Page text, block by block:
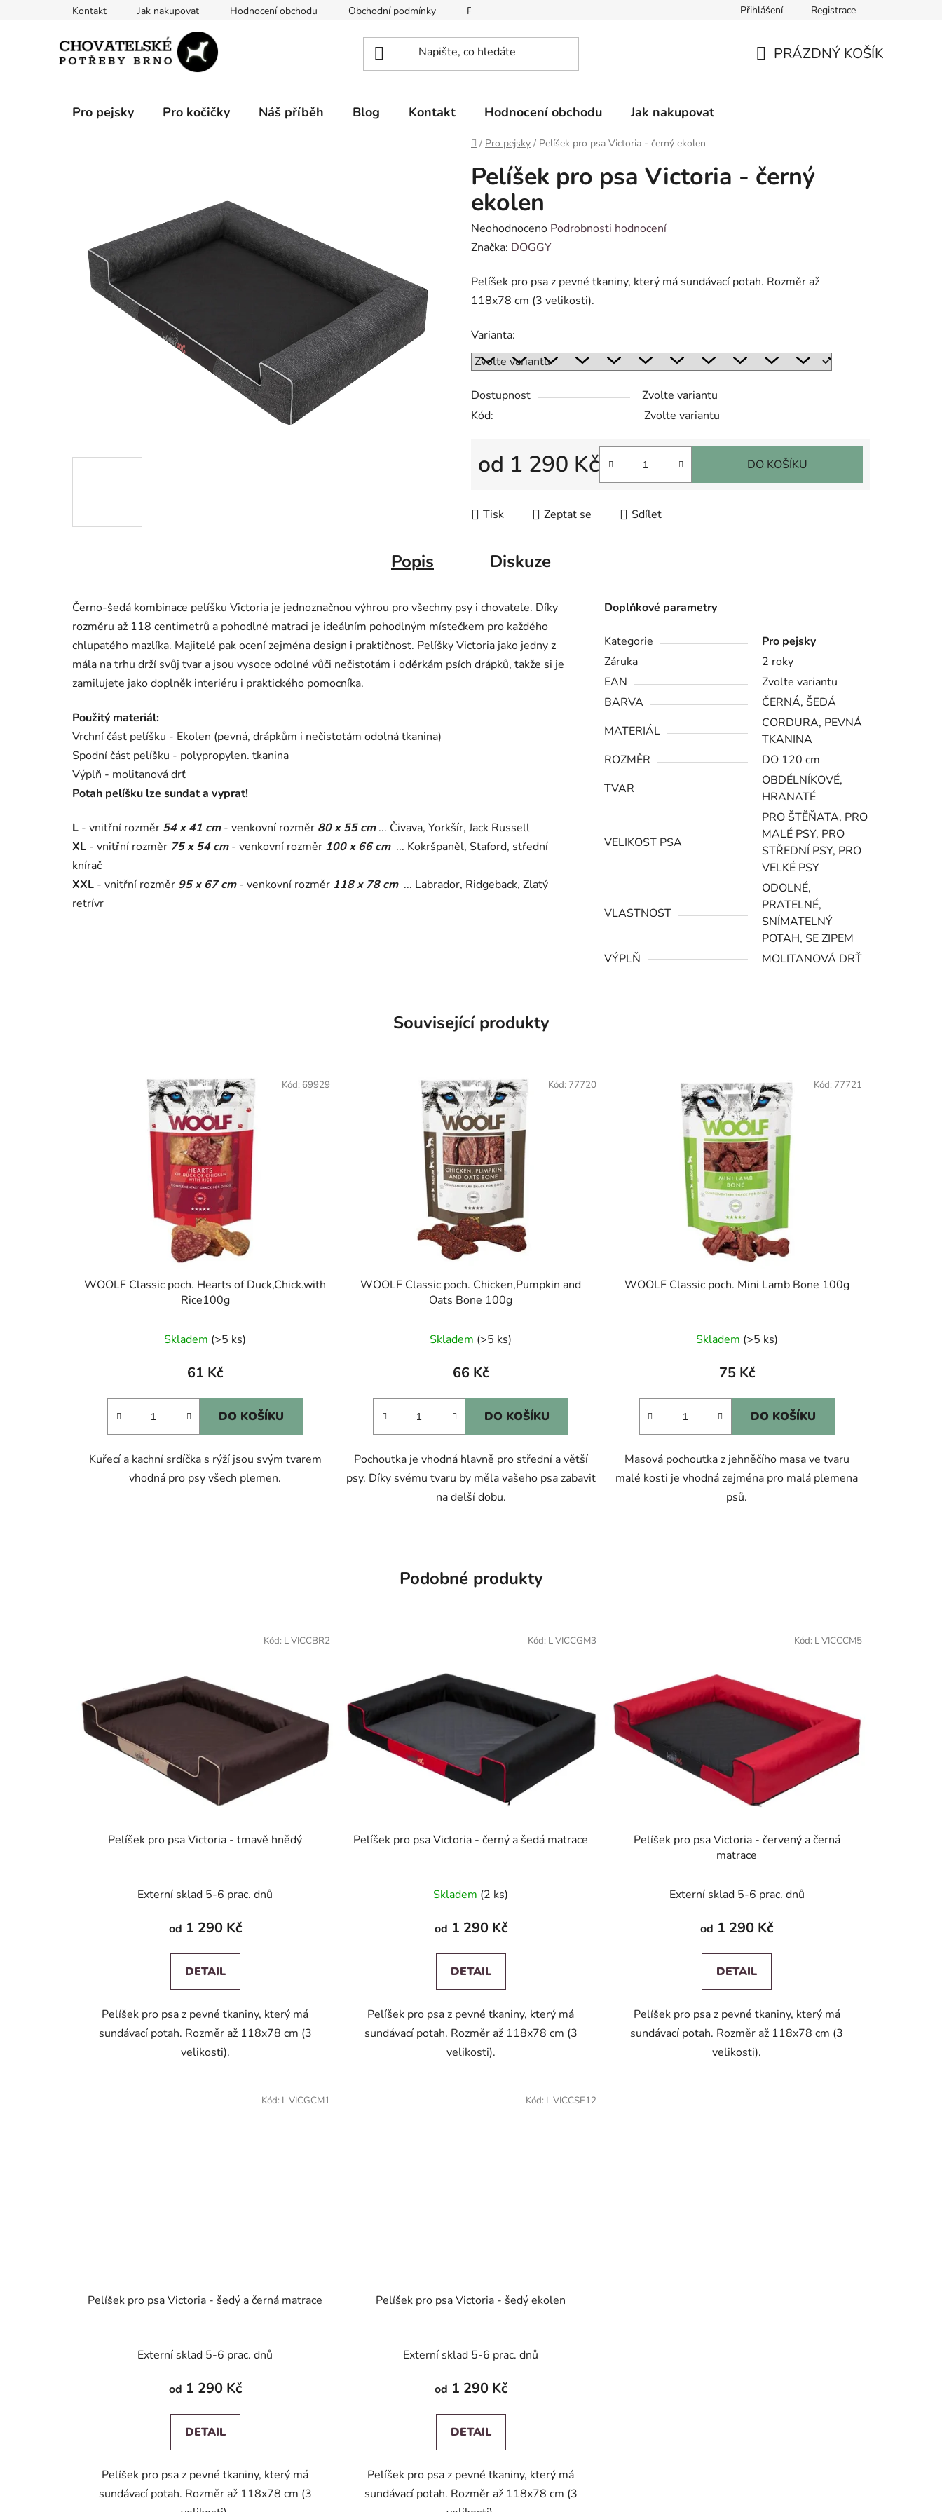
Kontakt Jak nakupovat Hodnocení obchodu Obchodní podmínky Podmínky ochrany osobních údajů Vzorový formulář pro odstoupení od smlouvy
Přihlášení Registrace
PRÁZDNÝ KOŠÍK
Pro pejsky Pro kočičky Náš příběh Blog Kontakt Hodnocení obchodu Jak nakupovat
Domů
/ Pro pejsky / Pelíšek pro psa Victoria - černý ekolen
Pelíšek pro psa Victoria - černý
ekolen
Průměrné
hodnocení
je
0,0
5
hvězdiček.
Neohodnoceno Podrobnosti hodnocení
Značka: DOGGY
Pelíšek pro psa z pevné tkaniny, který má sundávací potah. Rozměr až
118x78 cm (3 velikosti).
Varianta:
Dostupnost
Zvolte variantu
Kód:
Zvolte variantu
od 1 290 Kč DO KOŠÍKU
Tisk Zeptat se Sdílet
Popis Diskuze
Černo-šedá kombinace pelíšku Victoria je jednoznačnou výhrou pro všechny psy i chovatele. Díky
rozměru až 118 centimetrů a pohodlné matraci je ideálním pohodlným místečkem pro každého
chlupatého mazlíka. Majitelé pak ocení zejména design i praktičnost. Pelíšky Victoria jako jedny z
mála na trhu drží svůj tvar a jsou vysoce odolné vůči nečistotám i oděrkám psích drápků, takže si je
zamilujete jako doplněk interiéru i praktického pomocníka.
Použitý materiál:
Vrchní část pelíšku - Ekolen (pevná, drápkům i nečistotám odolná tkanina)
Spodní část pelíšku - polypropylen. tkanina
Výplň - molitanová drť
Potah pelíšku lze sundat a vyprat!
L - vnitřní rozměr 54 x 41 cm- venkovní rozměr 80 x 55 cm... Čivava, Yorkšír, Jack Russell
XL - vnitřní rozměr 75 x 54 cm- venkovní rozměr 100 x 66 cm... Kokršpaněl, Staford, střední
knírač
XXL - vnitřní rozměr 95 x 67 cm- venkovní rozměr 118 x 78 cm... Labrador, Ridgeback, Zlatý
retrívr
Doplňkové parametry
Kategorie
Pro pejsky
Záruka
2 roky
EAN
Zvolte variantu
BARVA
ČERNÁ, ŠEDÁ
MATERIÁL
CORDURA, PEVNÁ
TKANINA
ROZMĚR
DO 120 cm
TVAR
OBDÉLNÍKOVÉ,
HRANATÉ
VELIKOST PSA
PRO ŠTĚŇATA, PRO
MALÉ PSY, PRO
STŘEDNÍ PSY, PRO
VELKÉ PSY
VLASTNOST
ODOLNÉ,
PRATELNÉ,
SNÍMATELNÝ
POTAH, SE ZIPEM
VÝPLŇ
MOLITANOVÁ DRŤ
Související produkty
WOOLF Classic poch. Hearts of Duck,Chick.with
Rice100g
Skladem (>5 ks)
61 Kč
DO KOŠÍKU
Kuřecí a kachní srdíčka s rýží jsou svým tvarem
vhodná pro psy všech plemen.
Kód: 69929
WOOLF Classic poch. Chicken,Pumpkin and
Oats Bone 100g
Skladem (>5 ks)
66 Kč
DO KOŠÍKU
Pochoutka je vhodná hlavně pro střední a větší
psy. Díky svému tvaru by měla vašeho psa zabavit
na delší dobu.
Kód: 77720
WOOLF Classic poch. Mini Lamb Bone 100g
Skladem (>5 ks)
75 Kč
DO KOŠÍKU
Masová pochoutka z jehněčího masa ve tvaru
malé kosti je vhodná zejména pro malá plemena
psů.
Kód: 77721
Podobné produkty
Pelíšek pro psa Victoria - tmavě hnědý
Externí sklad 5-6 prac. dnů
od 1 290 Kč
DETAIL
Pelíšek pro psa z pevné tkaniny, který má
sundávací potah. Rozměr až 118x78 cm (3
velikosti).
Kód: L VICCBR2
Pelíšek pro psa Victoria - černý a šedá matrace
Skladem (2 ks)
od 1 290 Kč
DETAIL
Pelíšek pro psa z pevné tkaniny, který má
sundávací potah. Rozměr až 118x78 cm (3
velikosti).
Kód: L VICCGM3
Pelíšek pro psa Victoria - červený a černá
matrace
Externí sklad 5-6 prac. dnů
od 1 290 Kč
DETAIL
Pelíšek pro psa z pevné tkaniny, který má
sundávací potah. Rozměr až 118x78 cm (3
velikosti).
Kód: L VICCCM5
Pelíšek pro psa Victoria - šedý a černá matrace
Externí sklad 5-6 prac. dnů
od 1 290 Kč
DETAIL
Pelíšek pro psa z pevné tkaniny, který má
sundávací potah. Rozměr až 118x78 cm (3
Kód: L VICGCM1
Pelíšek pro psa Victoria - šedý ekolen
Externí sklad 5-6 prac. dnů
od 1 290 Kč
DETAIL
Pelíšek pro psa z pevné tkaniny, který má
sundávací potah. Rozměr až 118x78 cm (3
Kód: L VICCSE12